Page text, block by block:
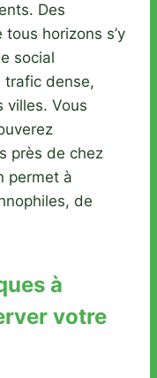
Des
horizons s’y
social
trafic dense,
villes. Vous
près de chez
permet à
de
à
votre